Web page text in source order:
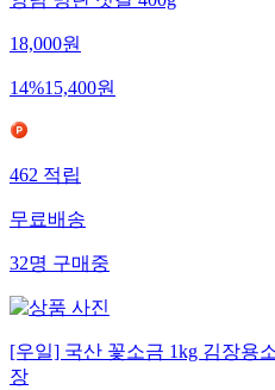
18,000원
14%15,400원
462 적립
무료배송
32명 구매중
[우일] 국산 꽃소금 1kg 김장용
장